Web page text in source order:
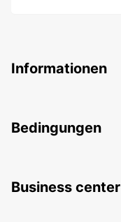
Informationen
Bedingungen
Business center